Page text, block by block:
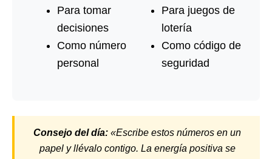
Para tomar
decisiones
Como número
personal
Para juegos de
lotería
Como código de
seguridad
Consejo del día: «Escribe estos números en un
papel y llévalo contigo. La energía positiva se